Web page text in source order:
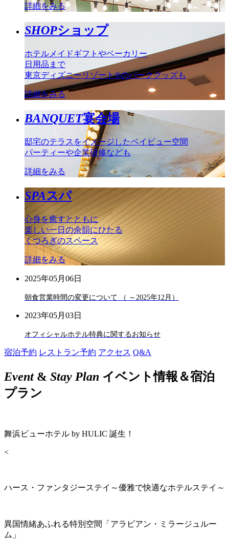
詳細をみる
SHOPショップ
ホテルメイドギフトやベーカリー
日用品まで
東京ディズニーリゾート®のパークグッズも
詳細をみる
BANQUET宴会場
邸宅のテラスをイメージしたベイビュー空間
パーティーや企業研修なども
詳細をみる
SPAスパ
心身を癒すとともに
楽しい一日の余韻にひたる
くつろぎのスペース
詳細をみる
2025年05月06日
朝食営業時間の変更について （ ～2025年12月）
2023年05月03日
オフィシャルホテル特典に関するお知らせ
宿泊予約 レストラン予約 アクセス Q&A
Event& Stay Plan イベント情報＆宿泊
プラン
舞浜ビューホテル by HULIC 誕生！
<
ハース・ファンタジーステイ～優雅で快適なホテルステイ～
異国情緒あふれる特別空間「アラビアン・ミラージュルー
ム」